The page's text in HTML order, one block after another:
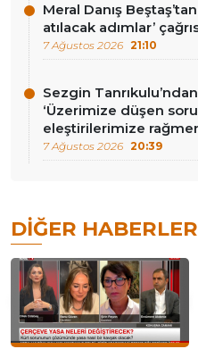
Meral Danış
atılacak adımlar’
7 Ağustos 2026 21:10
Sezgin Tanrıkulu’ndan
‘Üzerimize düşen
eleştirilerimize
7 Ağustos 2026 20:39
DIĞER HABERLER